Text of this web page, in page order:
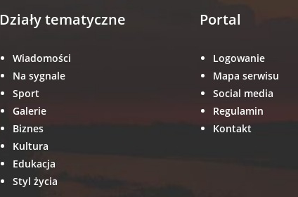
Działy tematyczne
Wiadomości
Na sygnale
Sport
Galerie
Biznes
Kultura
Edukacja
Styl życia
Portal
Logowanie
Mapa serwisu
Social media
Regulamin
Kontakt